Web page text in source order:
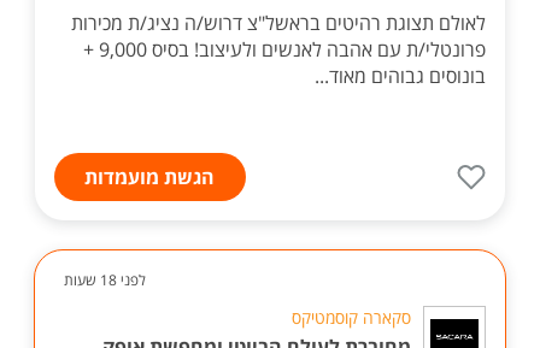
לאולם תצוגת רהיטים בראשל"צ דרוש/ה נציג/ת מכירות
פרונטלי/ת עם אהבה לאנשים ולעיצוב! בסיס 9,000 +
בונוסים גבוהים מאוד...
הגשת מועמדות
לפני 18 שעות
סקארה קוסמטיקס